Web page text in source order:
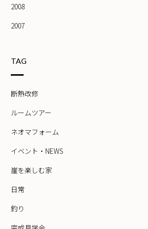
2008
2007
TAG
断熱改修
ルームツアー
ネオマフォーム
イベント・NEWS
崖を楽しむ家
日常
釣り